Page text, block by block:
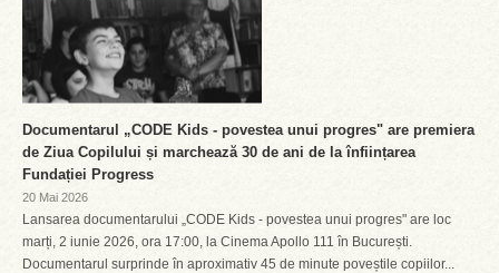
Documentarul „CODE Kids - povestea unui progres" are premiera
de Ziua Copilului și marchează 30 de ani de la înființarea
Fundației Progress
20 Mai 2026
Lansarea documentarului „CODE Kids - povestea unui progres" are loc
marți, 2 iunie 2026, ora 17:00, la Cinema Apollo 111 în București.
Documentarul surprinde în aproximativ 45 de minute poveștile copiilor...